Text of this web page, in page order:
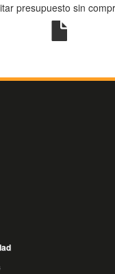
presupuesto sin